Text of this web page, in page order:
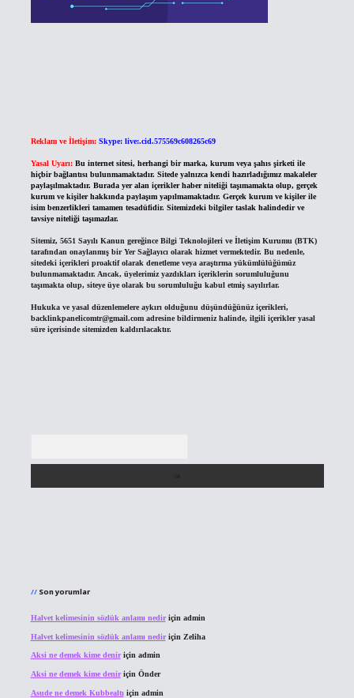
Reklam ve İletişim: Skype: live:.cid.575569c608265c69
Yasal Uyarı: Bu internet sitesi, herhangi bir marka, kurum veya şahıs şirketi ile
hiçbir bağlantısı bulunmamaktadır. Sitede yalnızca kendi hazırladığımız makaleler
paylaşılmaktadır. Burada yer alan içerikler haber niteliği taşımamakta olup, gerçek
kurum ve kişiler hakkında paylaşım yapılmamaktadır. Gerçek kurum ve kişiler ile
isim benzerlikleri tamamen tesadüfidir. Sitemizdeki bilgiler taslak halindedir ve
tavsiye niteliği taşımazlar.
Sitemiz, 5651 Sayılı Kanun gereğince Bilgi Teknolojileri ve İletişim Kurumu (BTK)
tarafından onaylanmış bir Yer Sağlayıcı olarak hizmet vermektedir. Bu nedenle,
sitedeki içerikleri proaktif olarak denetleme veya araştırma yükümlülüğümüz
bulunmamaktadır. Ancak, üyelerimiz yazdıkları içeriklerin sorumluluğunu
taşımakta olup, siteye üye olarak bu sorumluluğu kabul etmiş sayılırlar.
Hukuka ve yasal düzenlemelere aykırı olduğunu düşündüğünüz içerikleri,
backlinkpanelicomtr@gmail.comadresine bildirmeniz halinde, ilgili içerikler yasal
süre içerisinde sitemizden kaldırılacaktır.
Son yorumlar
Halvet kelimesinin sözlük anlamı nediriçin admin
Halvet kelimesinin sözlük anlamı nediriçin Zeliha
Aksi ne demek kime deniriçin admin
Aksi ne demek kime deniriçin Önder
Asude ne demek Kubbealtı için admin